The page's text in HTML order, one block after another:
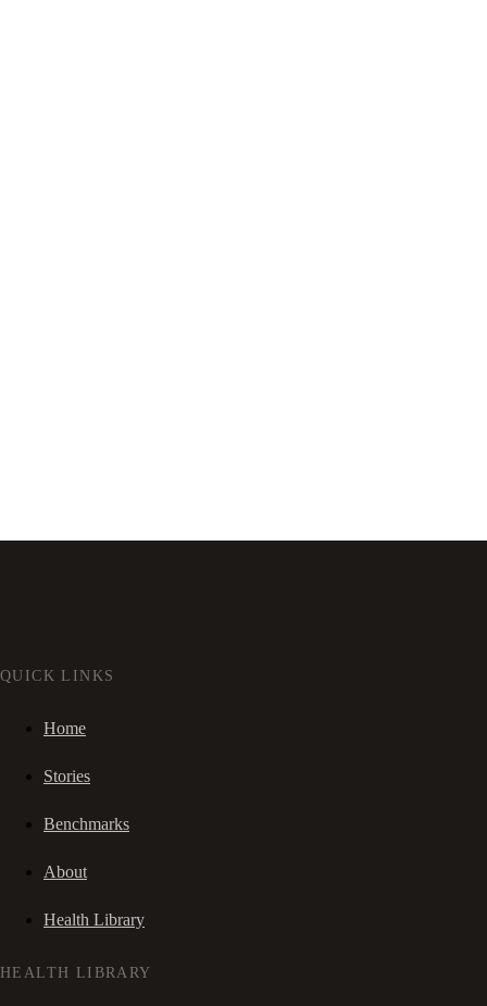
QUICK LINKS
Home
Stories
Benchmarks
About
Health Library
HEALTH LIBRARY